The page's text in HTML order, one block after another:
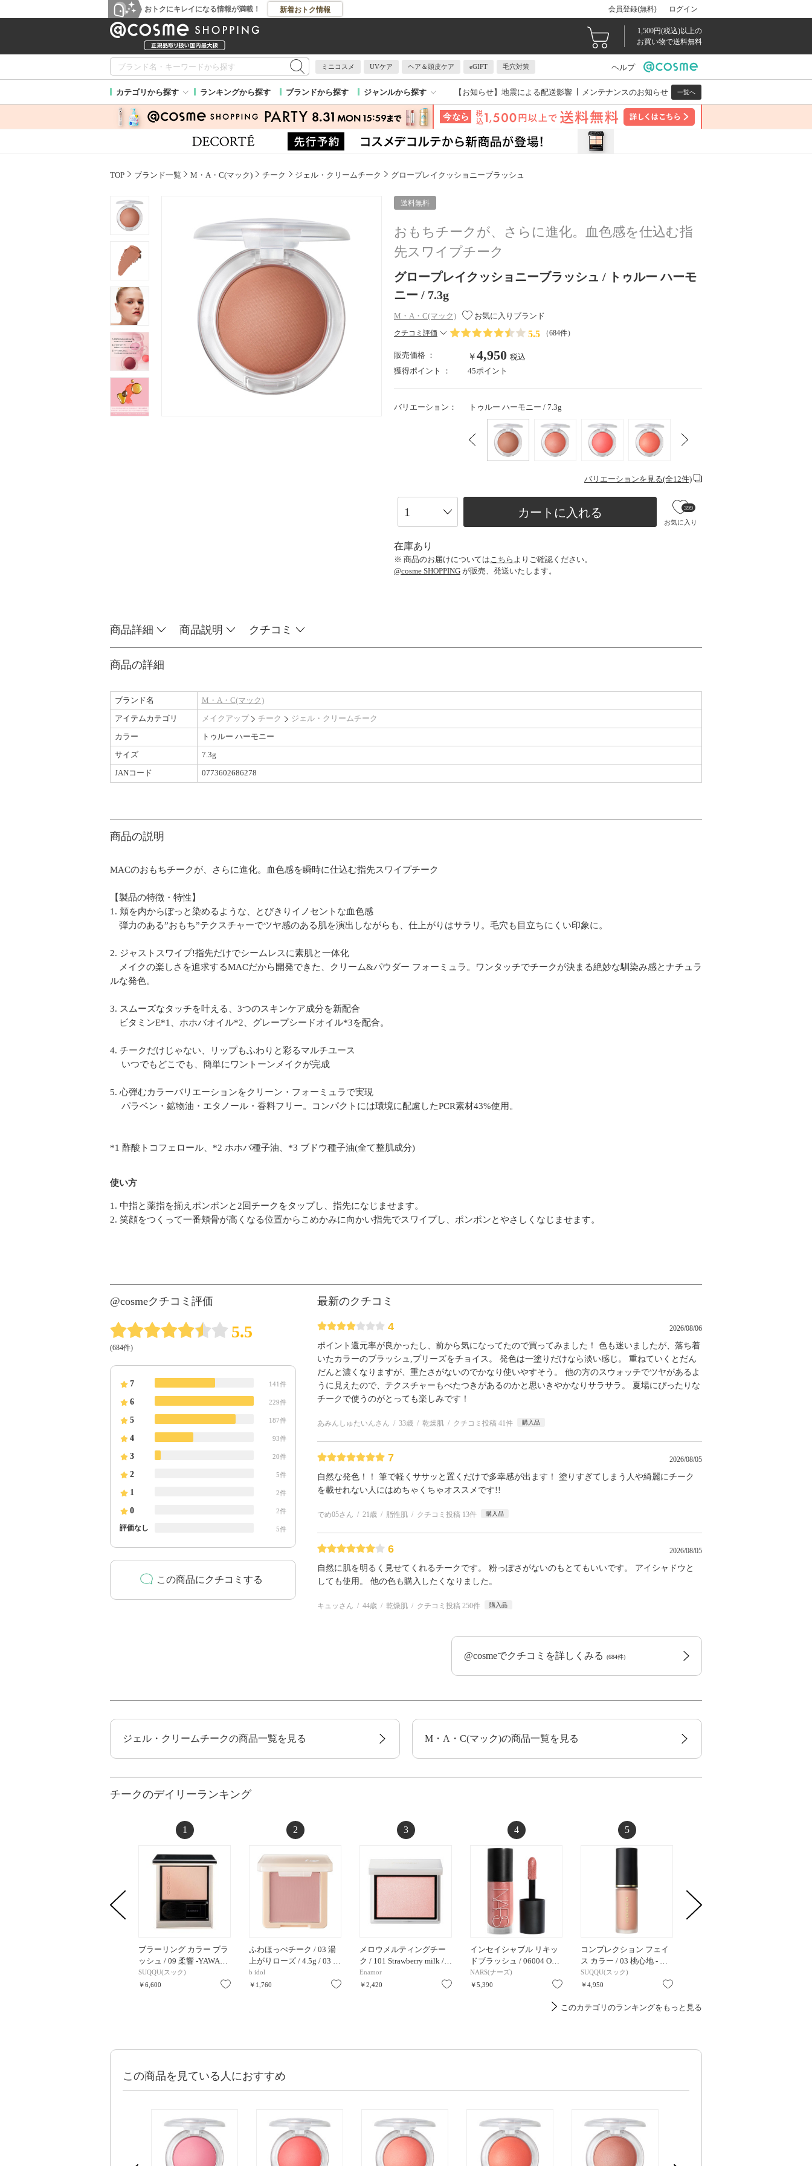
おトクにキレイになる情報が満載！ 新着おトク情報 会員登録(無料) ログイン
1,500円(税込)以上の
お買い物で送料無料
ミニコスメ UVケア ヘア＆頭皮ケア eGIFT 毛穴対策 ヘルプ
カテゴリから探す ランキングから探す ブランドから探す ジャンルから探す 【お知らせ】 地震による配送影響 メンテナンスのお知らせ 一覧へ
TOP ブランド一覧 M・A・C(マック) チーク ジェル・クリームチーク グロープレイクッショニーブラッシュ
送料無料
おもちチークが、さらに進化。血色感を仕込む指
先スワイプチーク
グロープレイクッショニーブラッシュ / トゥルー ハーモ
ニー / 7.3g
M・A・C(マック) お気に入りブランド
クチコミ評価 5.5 （684件）
販売価格 ： ￥4,950 税込
獲得ポイント ：
45ポイント
バリエーション： トゥルー ハーモニー / 7.3g
バリエーションを見る(全12件)
カートに入れる
お気に入り
399
在庫あり
※ 商品のお届けについては こちら よりご確認ください。
@cosme SHOPPING が販売、発送いたします。
商品詳細 商品説明 クチコミ
商品の詳細
ブランド名
M・A・C(マック)
アイテムカテゴリ
メイクアップ チーク
ジェル・クリームチーク
カラー
トゥルー ハーモニー
サイズ
7.3g
JANコード
0773602686278
商品の説明
MACのおもちチークが、さらに進化。血色感を瞬時に仕込む指先スワイプチーク
【製品の特徴・特性】
1. 頬を内からぽっと染めるような、とびきりイノセントな血色感
弾力のある”おもち”テクスチャーでツヤ感のある肌を演出しながらも、仕上がりはサラリ。毛穴も目立ちにくい印象に。
2. ジャストスワイプ!指先だけでシームレスに素肌と一体化
メイクの楽しさを追求するMACだから開発できた、クリーム&パウダー フォーミュラ。ワンタッチでチークが決まる絶妙な馴染み感とナチュラ
ルな発色。
3. スムーズなタッチを叶える、3つのスキンケア成分を新配合
ビタミンE*1、ホホバオイル*2、グレープシードオイル*3を配合。
4. チークだけじゃない、リップもふわりと彩るマルチユース
いつでもどこでも、簡単にワントーンメイクが完成
5. 心弾むカラーバリエーションをクリーン・フォーミュラで実現
パラベン・鉱物油・エタノール・香料フリー。コンパクトには環境に配慮したPCR素材43%使用。
*1 酢酸トコフェロール、*2 ホホバ種子油、*3 ブドウ種子油(全て整肌成分)
使い方
1. 中指と薬指を揃えポンポンと2回チークをタップし、指先になじませます。
2. 笑顔をつくって一番頬骨が高くなる位置からこめかみに向かい指先でスワイプし、ポンポンとやさしくなじませます。
@cosmeクチコミ評価
5.5
(684件)
7 141件
6 229件
5 187件
4 93件
3 20件
2 5件
1 2件
0 2件
評価なし 5件
この商品にクチコミする
最新のクチコミ
4 2026/08/06
ポイント還元率が良かったし、前から気になってたので買ってみました！ 色も迷いましたが、落ち着
いたカラーのブラッシュ,プリーズをチョイス。 発色は一塗りだけなら淡い感じ。 重ねていくとだん
だんと濃くなりますが、重たさがないのでかなり使いやすそう。 他の方のスウォッチでツヤがあるよ
うに見えたので、テクスチャーもべたつきがあるのかと思いきやかなりサラサラ。 夏場にぴったりな
チークで使うのがとっても楽しみです！
あみんしゅたいんさん 33歳 乾燥肌 クチコミ投稿 41件 購入品
7 2026/08/05
自然な発色！！ 筆で軽くササッと置くだけで多幸感が出ます！ 塗りすぎてしまう人や綺麗にチーク
を載せれない人にはめちゃくちゃオススメです!!
でめ05さん 21歳 脂性肌 クチコミ投稿 13件 購入品
6 2026/08/05
自然に肌を明るく見せてくれるチークです。 粉っぽさがないのもとてもいいです。 アイシャドウと
しても使用。 他の色も購入したくなりました。
キュッさん 44歳 乾燥肌 クチコミ投稿 250件 購入品
@cosmeでクチコミを詳しくみる (684件)
ジェル・クリームチークの商品一覧を見る M・A・C(マック)の商品一覧を見る
チークのデイリーランキング
1
ブラーリング カラー ブラ
ッシュ / 09 柔響 -YAWA…
SUQQU(スック)
￥6,600
お気に入り
2
ふわほっぺチーク / 03 湯
上がりローズ / 4.5g / 03 …
b idol
￥1,760
お気に入り
3
メロウメルティングチー
ク / 101 Strawberry milk /…
Enamor
￥2,420
お気に入り
4
インセイシャブル リキッ
ドブラッシュ / 06004 O…
NARS(ナーズ)
￥5,390
お気に入り
5
コンプレクション フェイ
ス カラー / 03 桃心地 - …
SUQQU(スック)
￥4,950
このカテゴリのランキングをもっと見る
この商品を見ている人におすすめ